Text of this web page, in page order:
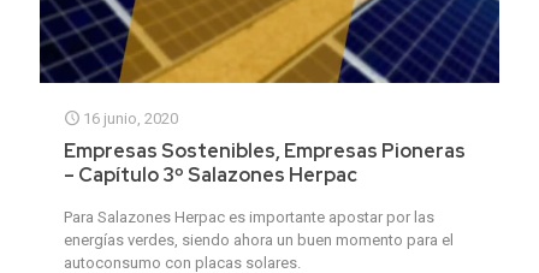
16 junio, 2020
Empresas Sostenibles, Empresas Pioneras
– Capítulo 3º Salazones Herpac
Para Salazones Herpac es importante apostar por las
energías verdes, siendo ahora un buen momento para el
autoconsumo con placas solares.